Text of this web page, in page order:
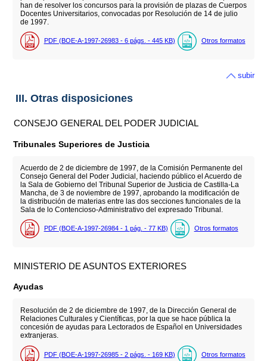
han de resolver los concursos para la provisión de plazas de Cuerpos
Docentes Universitarios, convocadas por Resolución de 14 de julio
de 1997.
PDF (BOE-A-1997-26983 - 6 págs. - 445 KB) Otros formatos
subir
III. Otras disposiciones
CONSEJO GENERAL DEL PODER JUDICIAL
Tribunales Superiores de Justicia
Acuerdo de 2 de diciembre de 1997, de la Comisión Permanente del
Consejo General del Poder Judicial, haciendo público el Acuerdo de
la Sala de Gobierno del Tribunal Superior de Justicia de Castilla-La
Mancha, de 3 de noviembre de 1997, aprobando la modificación de
la distribución de materias entre las dos secciones funcionales de la
Sala de lo Contencioso-Administrativo del expresado Tribunal.
PDF (BOE-A-1997-26984 - 1 pág. - 77 KB) Otros formatos
MINISTERIO DE ASUNTOS EXTERIORES
Ayudas
Resolución de 2 de diciembre de 1997, de la Dirección General de
Relaciones Culturales y Científicas, por la que se hace pública la
concesión de ayudas para Lectorados de Español en Universidades
extranjeras.
PDF (BOE-A-1997-26985 - 2 págs. - 169 KB) Otros formatos